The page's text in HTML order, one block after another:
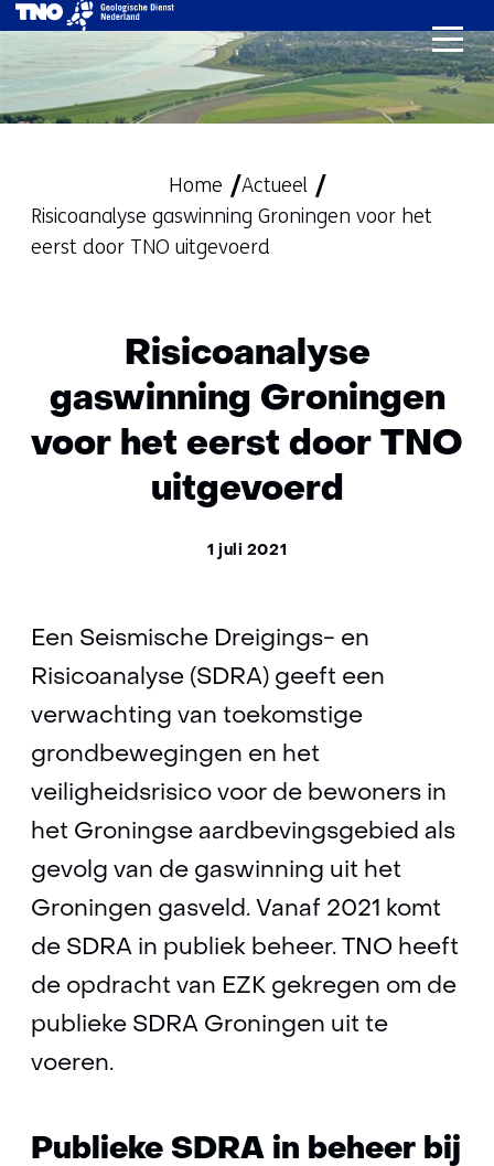
Ga
naar
de
inhoud
Home
Actueel
Risicoanalyse gaswinning Groningen voor het
eerst door TNO uitgevoerd
Risicoanalyse
gaswinning Groningen
voor het eerst door TNO
uitgevoerd
1 juli 2021
Een Seismische Dreigings- en
Risicoanalyse (SDRA) geeft een
verwachting van toekomstige
grondbewegingen en het
veiligheidsrisico voor de bewoners in
het Groningse aardbevingsgebied als
gevolg van de gaswinning uit het
Groningen gasveld. Vanaf 2021 komt
de SDRA in publiek beheer. TNO heeft
de opdracht van EZK gekregen om de
publieke SDRA Groningen uit te
voeren.
Publieke SDRA in beheer bij